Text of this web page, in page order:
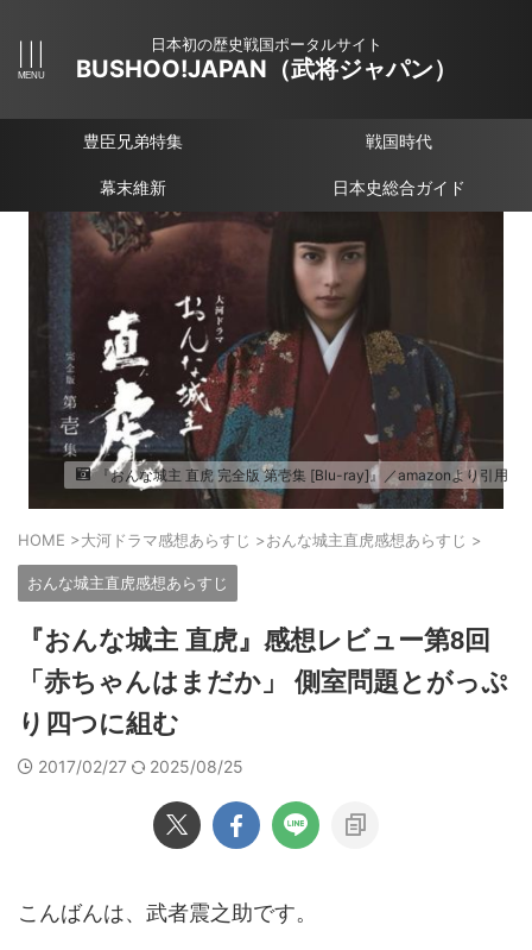
日本初の歴史戦国ポータルサイト
BUSHOO!JAPAN（武将ジャパン）
豊臣兄弟特集 戦国時代
幕末維新 日本史総合ガイド
『おんな城主 直虎 完全版 第壱集 [Blu-ray]』／amazonより引用
HOME >大河ドラマ感想あらすじ >おんな城主直虎感想あらすじ >
おんな城主直虎感想あらすじ
『おんな城主 直虎』感想レビュー第8回
「赤ちゃんはまだか」 側室問題とがっぷ
り四つに組む
2017/02/27 2025/08/25
こんばんは、武者震之助です。